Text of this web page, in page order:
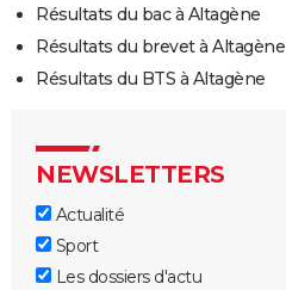
Résultats du bac à Altagène
Résultats du brevet à Altagène
Résultats du BTS à Altagène
NEWSLETTERS
Actualité
Sport
Les dossiers d'actu